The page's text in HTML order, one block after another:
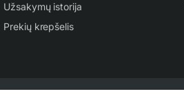
Užsakymų istorija
Prekių krepšelis